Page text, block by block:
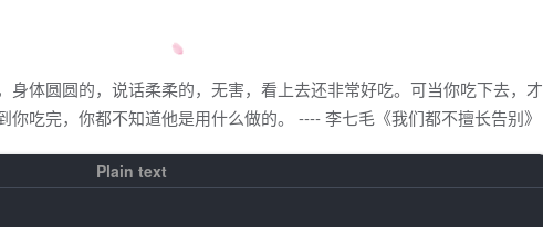
身体圆圆的，说话柔柔的，无害，看上去还非常好吃。可当你吃下去，才
吃完，你都不知道他是用什么做的。 ---- 李七毛《我们都不擅长告别》